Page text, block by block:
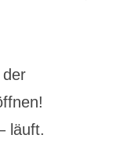
der
läuft.